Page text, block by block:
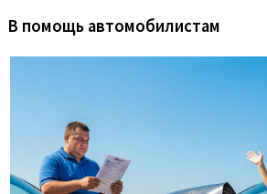
В помощь автомобилистам